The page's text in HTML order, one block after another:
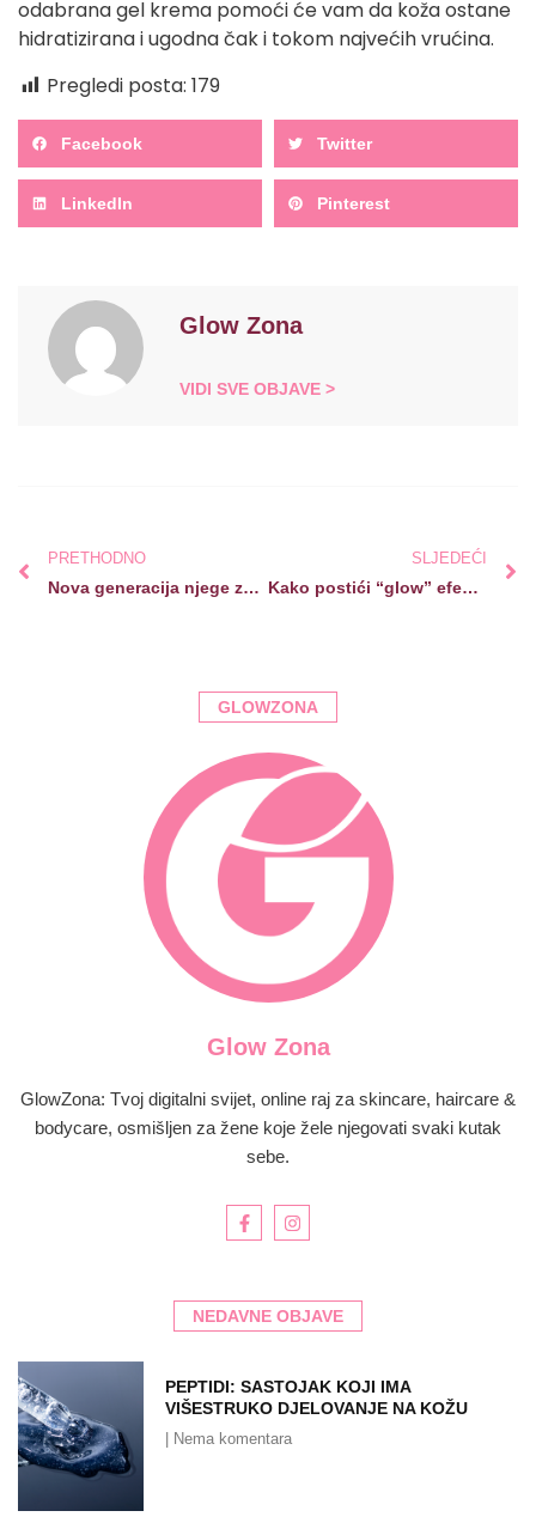
odabrana gel krema pomoći će vam da koža ostane
hidratizirana i ugodna čak i tokom najvećih vrućina.
Pregledi posta: 179
Facebook Twitter
LinkedIn Pinterest
Glow Zona
VIDI SVE OBJAVE >
PRETHODNO
Nova generacija njege za ujednačen ten i zaglađenu teksturu kože: stižu inovacije iz Skintegre
SLJEDEĆI
Kako postići “glow” efekt bez masnog izgleda tokom ljeta?
GLOWZONA
Glow Zona
GlowZona: Tvoj digitalni svijet, online raj za skincare, haircare &
bodycare, osmišljen za žene koje žele njegovati svaki kutak
sebe.
NEDAVNE OBJAVE
PEPTIDI: SASTOJAK KOJI IMA
VIŠESTRUKO DJELOVANJE NA KOŽU
Nema komentara